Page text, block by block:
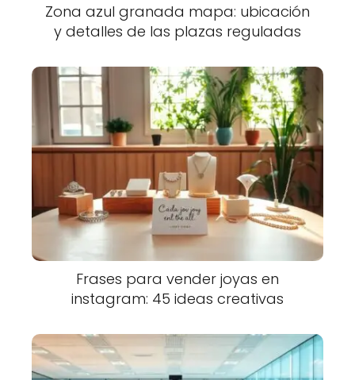
Zona azul granada mapa: ubicación
y detalles de las plazas reguladas
Frases para vender joyas en
instagram: 45 ideas creativas